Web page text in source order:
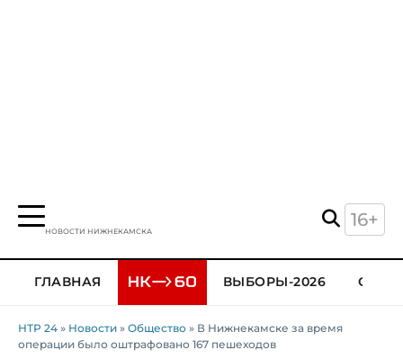
НОВОСТИ НИЖНЕКАМСКА
16+
ГЛАВНАЯ ВЫБОРЫ-2026
НТР 24 » Новости » Общество » В Нижнекамске за время
операции было оштрафовано 167 пешеходов